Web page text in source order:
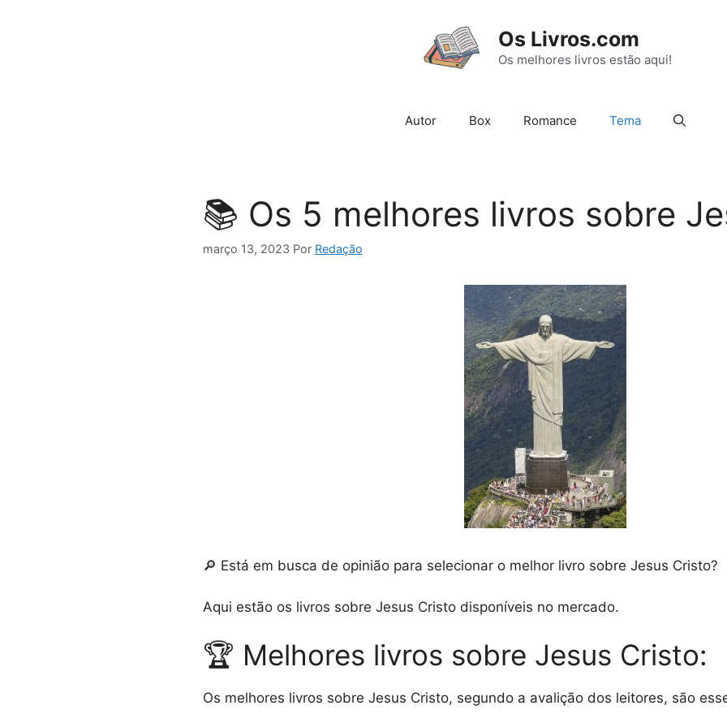
Os Livros.com
Os melhores livros estão aqui!
Autor Box Romance Tema
📚 Os 5 melhores livros sobre
março 13, 2023 Por Redação
🔎 Está em busca de opinião para selecionar o melhor livro sobre Jesus Cristo?
Aqui estão os livros sobre Jesus Cristo disponíveis no mercado.
🏆 Melhores livros sobre Jesus Cristo:
Os melhores livros sobre Jesus Cristo, segundo a avalição dos leitores, são